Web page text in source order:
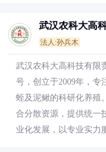
武汉农科大高
法人:孙兵木
武汉农科大高科技有限
号，创立于2009年，专
蛭及泥鳅的科研化养殖
合分散资源，提供统一
业化发展，以专业实力